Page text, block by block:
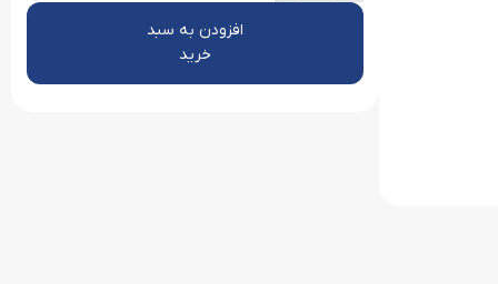
افزودن به سبد
خرید